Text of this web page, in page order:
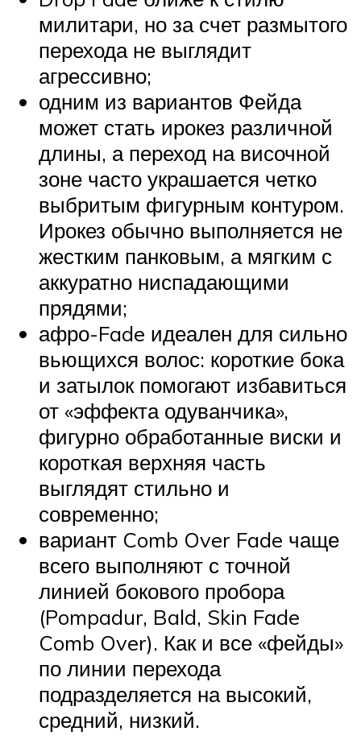
милитари, но за счет размытого
перехода не выглядит
агрессивно;
одним из вариантов Фейда
может стать ирокез различной
длины, а переход на височной
зоне часто украшается четко
выбритым фигурным контуром.
Ирокез обычно выполняется не
жестким панковым, а мягким с
аккуратно ниспадающими
прядями;
афро-Fade идеален для сильно
вьющихся волос: короткие бока
и затылок помогают избавиться
от «эффекта одуванчика»,
фигурно обработанные виски и
короткая верхняя часть
выглядят стильно и
современно;
вариант Comb Over Fade чаще
всего выполняют с точной
линией бокового пробора
(Pompadur, Bald, Skin Fade
Comb Over). Как и все «фейды»
по линии перехода
подразделяется на высокий,
средний, низкий.